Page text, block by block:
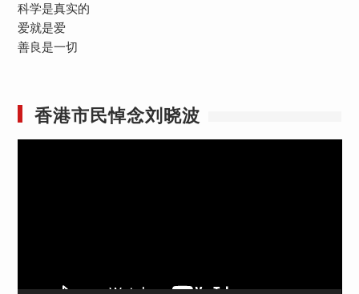
科学是真实的
爱就是爱
善良是一切
香港市民悼念刘晓波